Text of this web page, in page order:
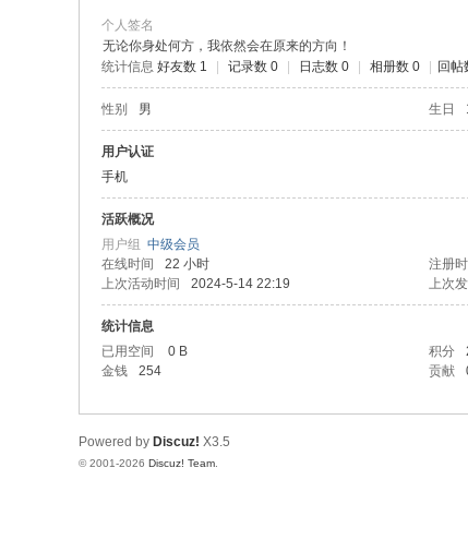
个人签名
无论你身处何方，我依然会在原来的方向！
统计信息 好友数 1 记录数 0 日志数 0 相册数 0 回帖
性别 男 生日
用户认证
手机
活跃概况
用户组 中级会员
在线时间
22 小时 注册
上次活动时间
2024-5-14 22:19 上次
统计信息
已用空间
0 B 积分
金钱
254 贡献
Powered by Discuz! X3.5
© 2001-2026 Discuz! Team